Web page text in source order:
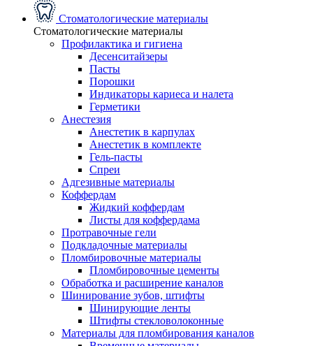
Стоматологические материалы
Стоматологические материалы
Профилактика и гигиена
Десенситайзеры
Пасты
Порошки
Индикаторы кариеса и налета
Герметики
Анестезия
Анестетик в карпулах
Анестетик в комплекте
Гель-пасты
Спреи
Адгезивные материалы
Коффердам
Жидкий коффердам
Листы для коффердама
Протравочные гели
Подкладочные материалы
Пломбировочные материалы
Пломбировочные цементы
Обработка и расширение каналов
Шинирование зубов, штифты
Шинирующие ленты
Штифты стекловолоконные
Материалы для пломбирования каналов